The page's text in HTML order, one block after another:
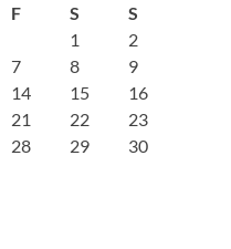
F S
S
1
2
7 8
9
14 15
16
21 22
23
28 29
30